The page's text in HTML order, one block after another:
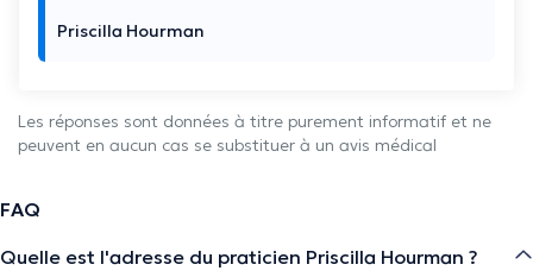
Priscilla Hourman
Les réponses sont données à titre purement informatif et ne
peuvent en aucun cas se substituer à un avis médical
FAQ
Quelle est l'adresse du praticien Priscilla Hourman ?